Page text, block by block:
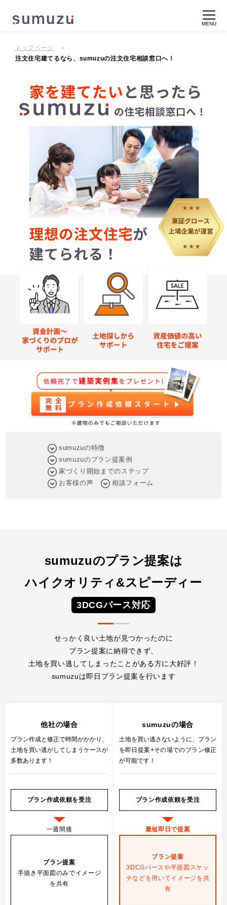
MENU
トップページ
注文住宅建てるなら、sumuzuの注文住宅相談窓口へ！
sumuzuの特徴
sumuzuのプラン提案例
家づくり開始までのステップ
お客様の声
相談フォーム
sumuzuのプラン提案は
ハイクオリティ&スピーディー
3DCGパース対応
せっかく良い土地が見つかったのに
プラン提案に納得できず、
土地を買い逃してしまったことがある方に大好評！
sumuzuは即日プラン提案を行います
他社の場合
プラン作成と修正で時間がかかり、
土地を買い逃がしてしまうケースが
多数あります！
プラン作成依頼を受注
一週間後
プラン提案
手描き平面図のみでイメージ
を共有
sumuzuの場合
土地を買い逃さないように、 プラン
を即日提案+その場でのプラン修正
が可能です！
プラン作成依頼を受注
最短即日で提案
プラン提案
3DCGパースや平面図スケッ
チなどを用いてイメージを共
有